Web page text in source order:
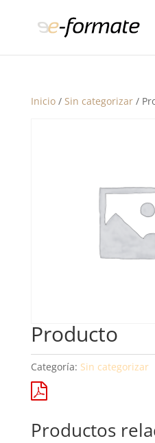
Inicio/ Sin categorizar/
Producto
Categoría: Sin categorizar
Productos